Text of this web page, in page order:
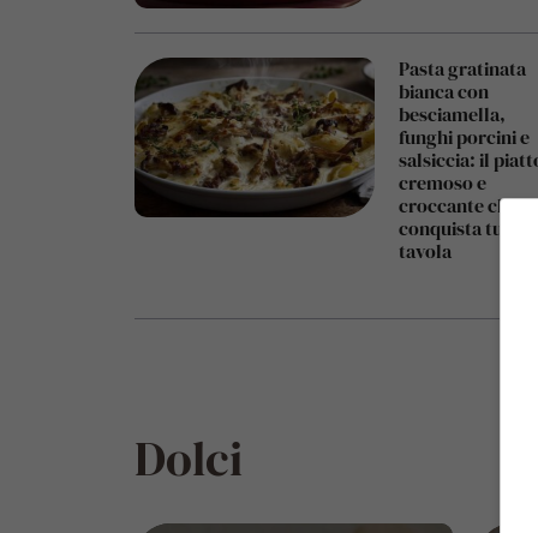
Pasta gratinata
bianca con
besciamella,
funghi porcini e
salsiccia: il
cremoso e
croccante che
conquista tutti a
tavola
Dolci